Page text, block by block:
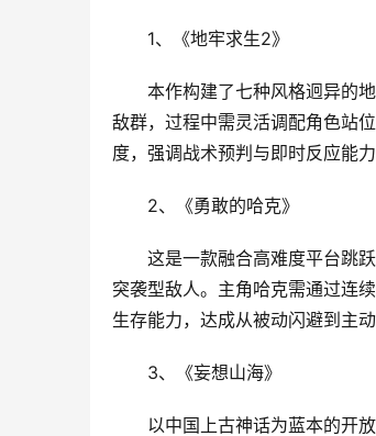
1、 《地牢求生2》
本作构建了七种风格迥异的
敌群，过程中需灵活调配角色站
度，强调战术预判与即时反应能
2、《勇敢的哈克》
这是一款融合高难度平台跳
突袭型敌人。主角哈克需通过连
生存能力，达成从被动闪避到主动
3、《妄想山海》
以中国上古神话为蓝本的开